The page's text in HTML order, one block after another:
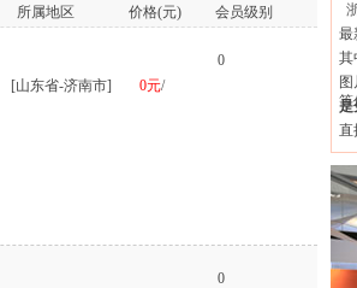
所属地区 价格(元) 会员级别
[山东省-济南市] 0元/
0
0
最
其
等
是
直